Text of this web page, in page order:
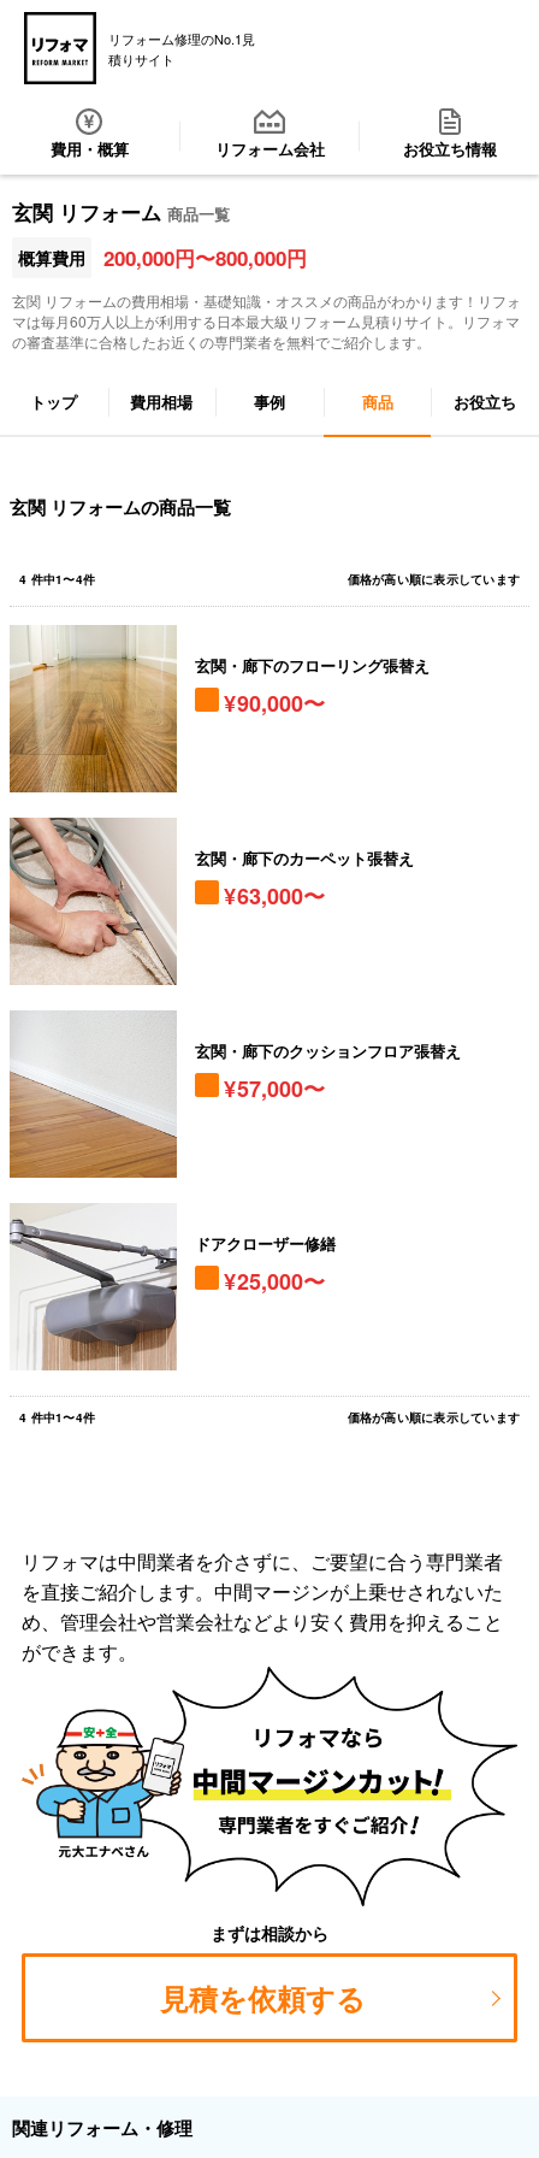
リフォーム修理のNo.1見
積りサイト
費用・概算 リフォーム会社 お役立ち情報
玄関 リフォーム 商品一覧
概算費用 200,000円〜800,000円
玄関 リフォームの費用相場・基礎知識・オススメの商品がわかります！リフォ
マは毎月60万人以上が利用する日本最大級リフォーム見積りサイト。リフォマ
の審査基準に合格したお近くの専門業者を無料でご紹介します。
トップ 費用相場 事例 商品 お役立ち
玄関 リフォームの商品一覧
4 件中1〜4件 価格が高い順に表示しています
玄関・廊下のフローリング張替え
90,000〜
玄関・廊下のカーペット張替え
63,000〜
玄関・廊下のクッションフロア張替え
57,000〜
ドアクローザー修繕
25,000〜
4 件中1〜4件 価格が高い順に表示しています
リフォマは中間業者を介さずに、ご要望に合う専門業者
を直接ご紹介します。中間マージンが上乗せされないた
め、管理会社や営業会社などより安く費用を抑えること
ができます。
まずは相談から
見積を依頼する
関連リフォーム・修理